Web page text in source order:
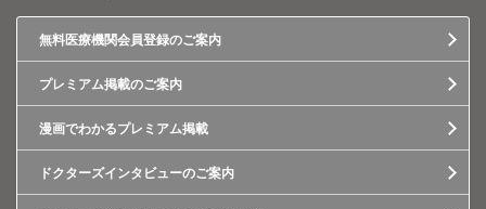
無料医療機関会員登録のご案内
プレミアム掲載のご案内
漫画でわかるプレミアム掲載
ドクターズインタビューのご案内